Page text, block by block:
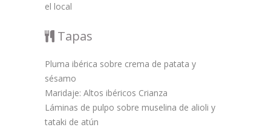
el local
Tapas
Pluma ibérica sobre crema de patata y
sésamo
Maridaje: Altos ibéricos Crianza
Láminas de pulpo sobre muselina de alioli y
tataki de atún